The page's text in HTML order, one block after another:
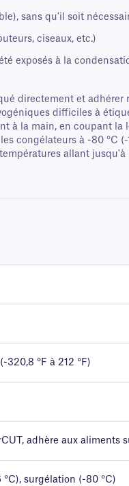
sans qu'il soit
ciseaux, etc.)
exposés à la
directement et
difficiles à
la main, en coupant
congélateurs à -80 °C
allant
320,8 °F à 212 °F)
adhère aux aliments
°C), surgélation (-80 °C)